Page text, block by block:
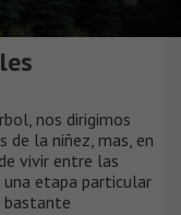
nos dirigimos
la niñez, mas, en
vivir entre las
una etapa particular
bastante